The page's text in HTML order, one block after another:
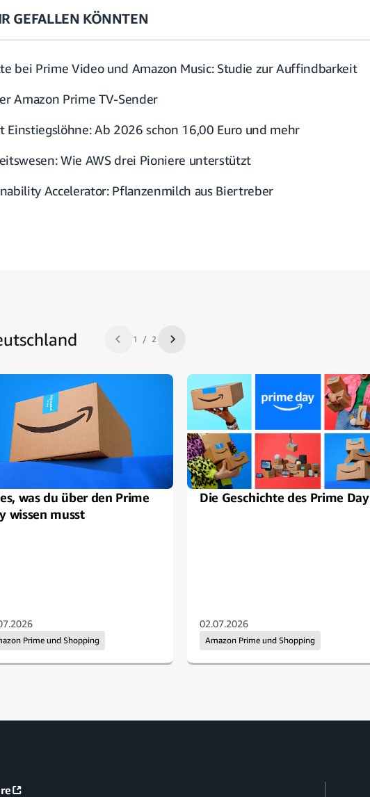
GEFALLEN KÖNNTEN
bei Prime Video und Amazon Music: Studie zur Auffindbarkeit
Amazon Prime TV-Sender
Einstiegslöhne: Ab 2026 schon 16,00 Euro und mehr
Wie AWS drei Pioniere unterstützt
Accelerator: Pflanzenmilch aus Biertreber
Zurück 1 / 2 Nächste
was du über den Prime
wissen musst
Prime und Shopping
Die Geschichte des Prime Day
Amazon Prime und Shopping
02.07.2026